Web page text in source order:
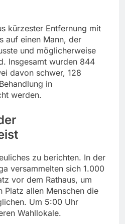
kürzester Entfernung mit
auf einen Mann, der
und möglicherweise
Insgesamt wurden 844
davon schwer, 128
in
werden.
zu berichten. In der
versammelten sich 1.000
vor dem Rathaus, um
Platz allen Menschen die
Um 5:00 Uhr
Wahllokale.